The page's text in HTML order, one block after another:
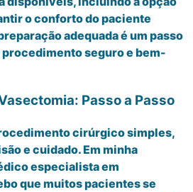
o conforto do paciente
adequada é um passo
seguro e bem-
Passo a Passo
cirúrgico simples,
e cuidado. Em minha
especialista em
que muitos pacientes se